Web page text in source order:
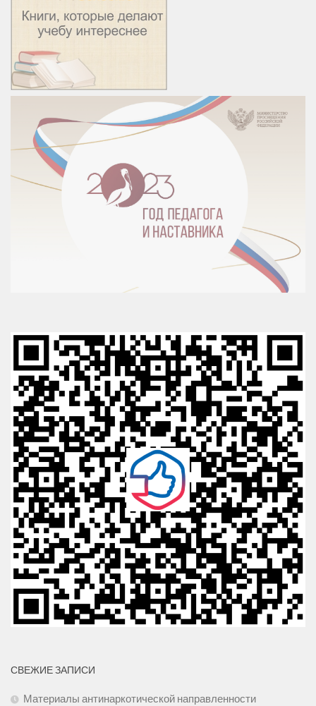
СВЕЖИЕ ЗАПИСИ
Материалы антинаркотической направленности